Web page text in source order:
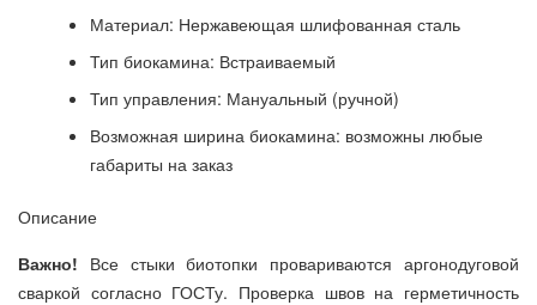
Материал: Нержавеющая шлифованная сталь
Тип биокамина: Встраиваемый
Тип управления: Мануальный (ручной)
Возможная ширина биокамина: возможны любые
габариты на заказ
Описание
Важно! ​Все стыки биотопки провариваются аргонодуговой
сваркой согласно ГОСТу. Проверка швов на герметичность